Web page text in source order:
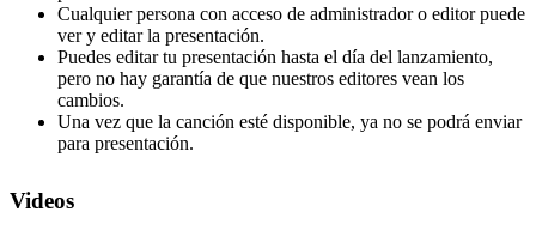
Cualquier persona con acceso de administrador o editor puede
ver y editar la presentación.
Puedes editar tu presentación hasta el día del lanzamiento,
pero no hay garantía de que nuestros editores vean los
cambios.
Una vez que la canción esté disponible, ya no se podrá enviar
para presentación.
Videos